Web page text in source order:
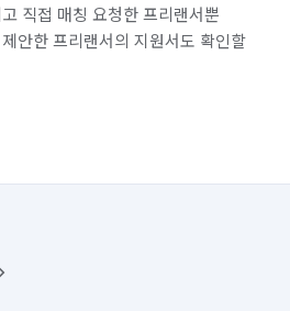
직접 매칭 요청한 프리랜서뿐
안한 프리랜서의 지원서도 확인할